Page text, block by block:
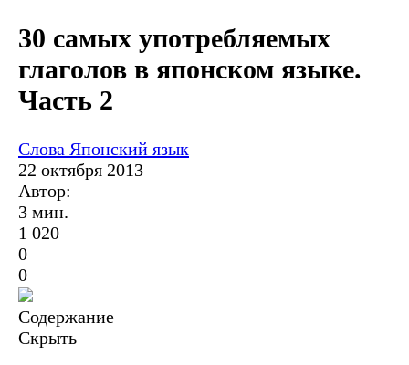
30 самых употребляемых
глаголов в японском языке.
Часть 2
Слова Японский язык
22 октября 2013
Автор:
3 мин.
1 020
0
0
Содержание
Скрыть